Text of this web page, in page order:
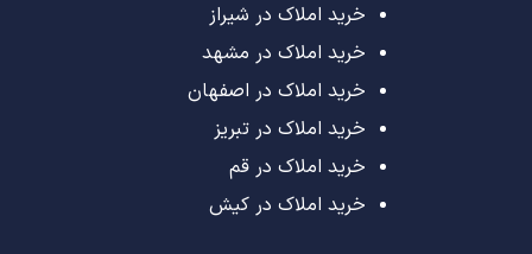
خرید املاک در شیراز
خرید املاک در مشهد
خرید املاک در اصفهان
خرید املاک در تبریز
خرید املاک در قم
خرید املاک در کیش